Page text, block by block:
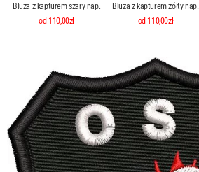
Bluza z kapturem szary nap.
od 110,00zł
Bluza z kapturem żółty nap.
od 110,00zł